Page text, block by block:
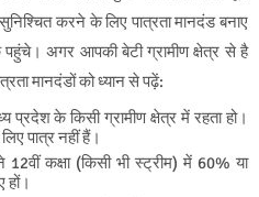
करने के लिए पात्रता मानदंड बनाए
अगर आपकी बेटी ग्रामीण क्षेत्र से है
मानदंडों को ध्यान से पढ़ें:
प्रदेश के किसी ग्रामीण क्षेत्र में रहता हो।
पात्र नहीं हैं।
12वीं कक्षा (किसी भी स्ट्रीम) में 60% या
हों।